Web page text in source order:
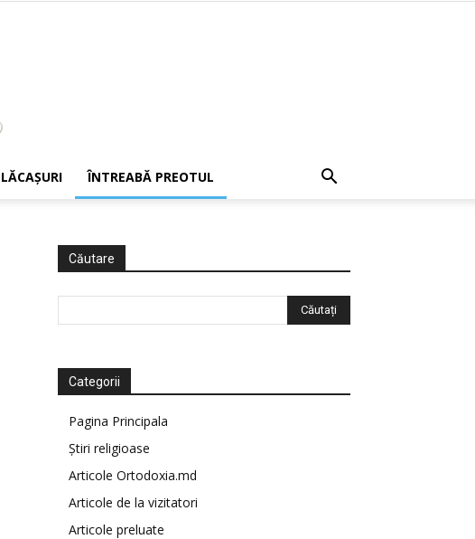
LĂCAŞURI ÎNTREABĂ PREOTUL
Căutare
Categorii
Pagina Principala
Știri religioase
Articole Ortodoxia.md
Articole de la vizitatori
Articole preluate